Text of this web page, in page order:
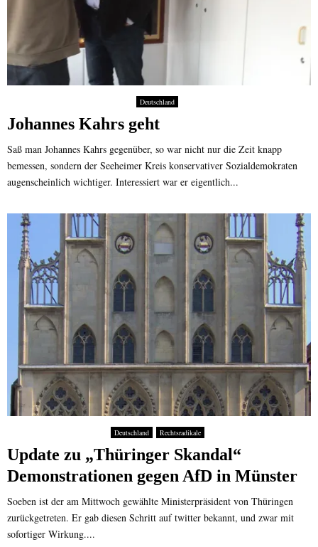
Deutschland
Johannes Kahrs geht
Saß man Johannes Kahrs gegenüber, so war nicht nur die Zeit knapp
bemessen, sondern der Seeheimer Kreis konservativer Sozialdemokraten
augenscheinlich wichtiger. Interessiert war er eigentlich...
Deutschland Rechtsradikale
Update zu „Thüringer Skandal“
Demonstrationen gegen AfD in Münster
Soeben ist der am Mittwoch gewählte Ministerpräsident von Thüringen
zurückgetreten. Er gab diesen Schritt auf twitter bekannt, und zwar mit
sofortiger Wirkung....